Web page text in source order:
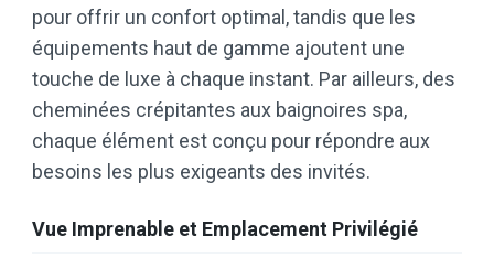
pour offrir un confort optimal, tandis que les
équipements haut de gamme ajoutent une
touche de luxe à chaque instant. Par ailleurs, des
cheminées crépitantes aux baignoires spa,
chaque élément est conçu pour répondre aux
besoins les plus exigeants des invités.
Vue Imprenable et Emplacement Privilégié